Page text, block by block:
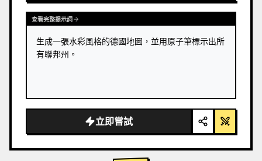
查看完整提示詞
生成一張水彩風格的德國地圖，並用原子筆標示出所
有聯邦州。
立即嘗試